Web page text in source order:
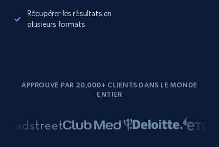
Récupérer les résultats en
plusieurs formats
APPROUVÉ PAR 20,000+ CLIENTS DANS LE MONDE
ENTIER